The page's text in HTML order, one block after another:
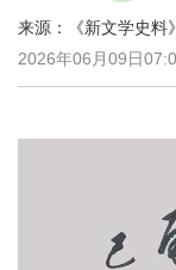
来源：《新文学
2026年06月09日